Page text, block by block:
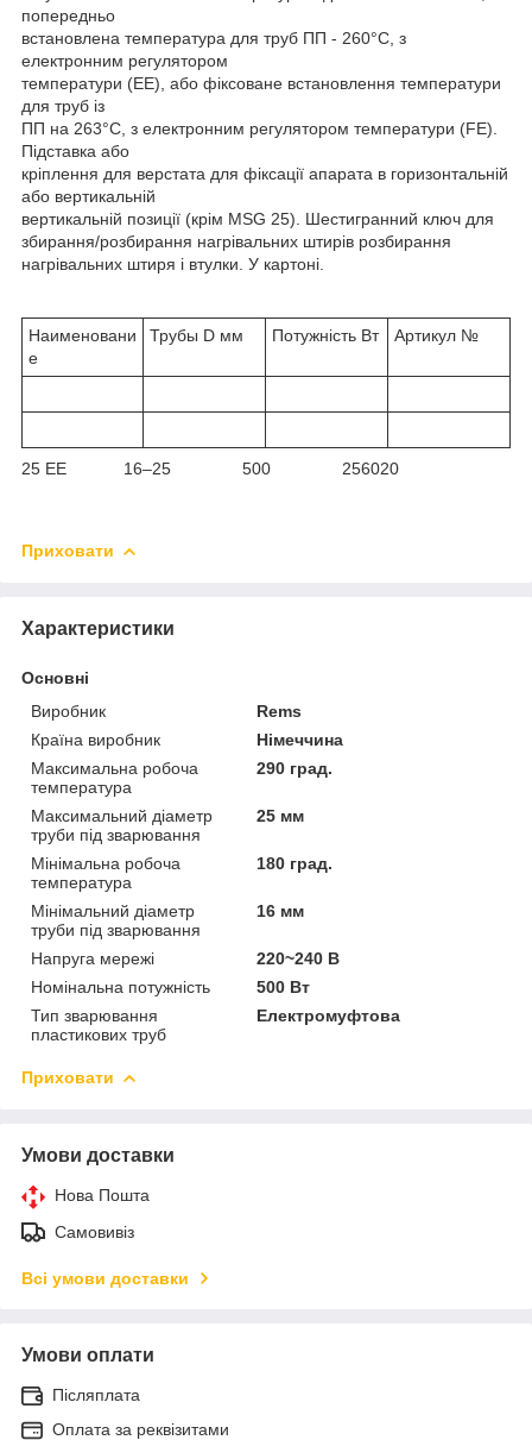
попередньо
встановлена температура для труб ПП - 260°C, з
електронним регулятором
температури (EE), або фіксоване встановлення температури
для труб із
ПП на 263°C, з електронним регулятором температури (FE).
Підставка або
кріплення для верстата для фіксації апарата в горизонтальній
або вертикальній
вертикальній позиції (крім MSG 25). Шестигранний ключ для
збирання/розбирання нагрівальних штирів розбирання
нагрівальних штиря і втулки. У картоні.
Наименовани
е
Трубы D мм Потужність Вт Артикул №
25 EE 16–25 500 256020
Приховати
Характеристики
Основні
Виробник
Rems
Країна виробник
Німеччина
Максимальна робоча
температура
290 град.
Максимальний діаметр
труби під зварювання
25 мм
Мінімальна робоча
температура
180 град.
Мінімальний діаметр
труби під зварювання
16 мм
Напруга мережі
220~240 В
Номінальна потужність
500 Вт
Тип зварювання
пластикових труб
Електромуфтова
Приховати
Умови доставки
Нова Пошта
Самовивіз
Всі умови доставки
Умови оплати
Післяплата
Оплата за реквізитами